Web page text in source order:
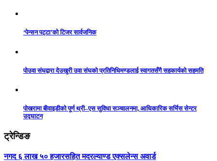
‘पेन्सन पट्टा’को टिजर सार्वजनिक
पोउवा संघद्वारा देउखुरी उवा संघको प्रतिनिधिमण्डलाई स्वागतसँगै सहकार्यको सहमति
पोखरामा बीवाइडीको पूर्ण थ्री–एस सुविधा सञ्चालनमा, आधिकारिक सर्भिस सेन्टर
उद्घाटन
ट्रेन्डिङ
नगद ६ लाख ५० हजारसहित मदरल्याण्ड एक्सलेन्स अवार्ड